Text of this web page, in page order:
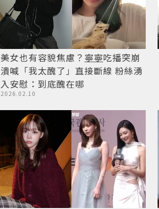
美女也有容貌焦慮？ 寧寧吃播突崩
潰喊「我太醜了」直接斷線 粉絲湧
入安慰：到底醜在哪
2026.02.10